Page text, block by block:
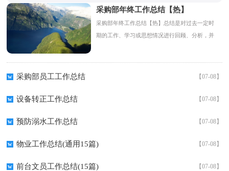
采购部年终工作总结【热】
采购部年终工作总结【热】总结是对过去一定时
期的工作、学习或思想情况进行回顾、分析，并
w 采购部员工工作总结 【07-08】
w 设备转正工作总结 【07-08】
w 预防溺水工作总结 【07-08】
w 物业工作总结(通用15篇) 【07-08】
w 前台文员工作总结(15篇) 【07-08】